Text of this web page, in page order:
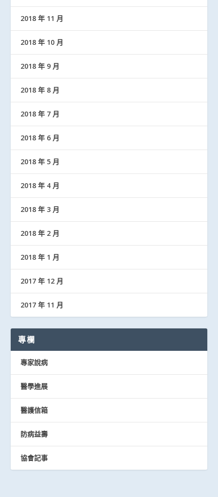
2018 年 11 月
2018 年 10 月
2018 年 9 月
2018 年 8 月
2018 年 7 月
2018 年 6 月
2018 年 5 月
2018 年 4 月
2018 年 3 月
2018 年 2 月
2018 年 1 月
2017 年 12 月
2017 年 11 月
專欄
專家說病
醫學進展
醫護信箱
防病益壽
協會記事